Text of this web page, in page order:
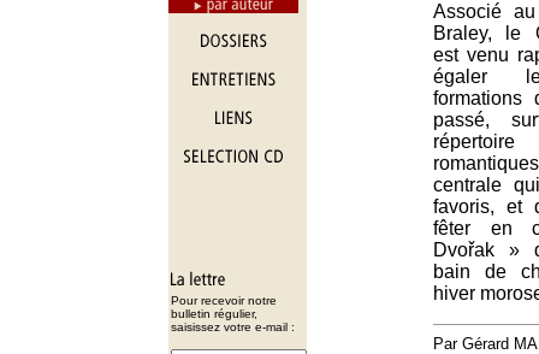
Pour recevoir notre
bulletin régulier,
saisissez votre e-mail :
Associé
Braley, le
est venu
égaler
formations
passé,
centrale
favoris, et
fêter en
Dvořak »
bain de
hiver
Par Gérard